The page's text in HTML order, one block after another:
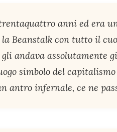
trentaquattro anni ed era
Beanstalk con tutto il
andava assolutamente
simbolo del
antro infernale, ce ne